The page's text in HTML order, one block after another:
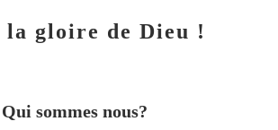
la gloire de Dieu !
Qui sommes nous?